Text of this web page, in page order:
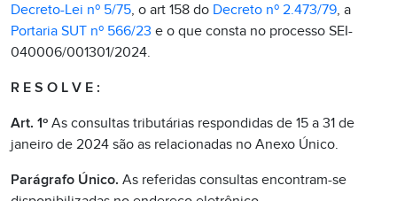
Decreto-Lei nº 5/75, o art 158 do Decreto nº 2.473/79, a
Portaria SUT nº 566/23 e o que consta no processo SEI-
040006/001301/2024.
R E S O L V E :
Art. 1º As consultas tributárias respondidas de 15 a 31 de
janeiro de 2024 são as relacionadas no Anexo Único.
Parágrafo Único. As referidas consultas encontram-se